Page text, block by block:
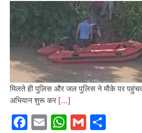
मिलते ही पुलिस और जल पुलिस ने मौके पर
अभियान शुरू कर […]
Facebook
EmailWhatsApp
Gmail